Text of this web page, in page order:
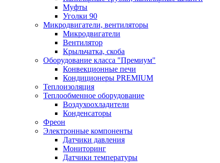
Муфты
Уголки 90
Микродвигатели, вентиляторы
Микродвигатели
Вентилятор
Крыльчатка, скоба
Оборудование класса "Премиум"
Конвекционные печи
Кондиционеры PREMIUM
Теплоизоляция
Теплообменное оборудование
Воздухоохладители
Конденсаторы
Фреон
Электронные компоненты
Датчики давления
Мониторинг
Датчики температуры